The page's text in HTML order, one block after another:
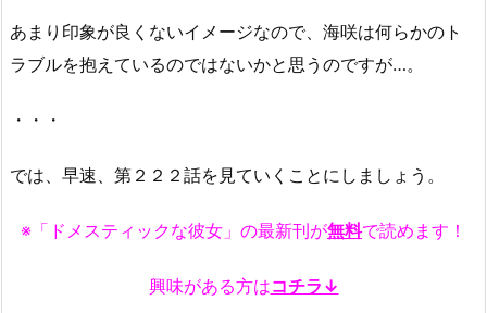
あまり印象が良くないイメージなので、海咲は何らかのト
ラブルを抱えているのではないかと思うのですが…。
・・・
では、早速、第２２２話を見ていくことにしましょう。
※「ドメスティックな彼女」の最新刊が無料で読めます！
興味がある方はコチラ↓